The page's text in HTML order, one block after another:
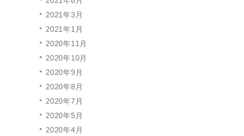
2021年3月
2021年1月
2020年11月
2020年10月
2020年9月
2020年8月
2020年7月
2020年5月
2020年4月